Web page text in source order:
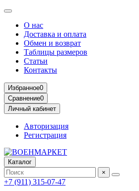
О нас
Доставка и оплата
Обмен и возврат
Таблицы размеров
Статьи
Контакты
Избранное0
Сравнение0
Личный кабинет
Авторизация
Регистрация
Каталог
×
+7 (911) 315-07-47